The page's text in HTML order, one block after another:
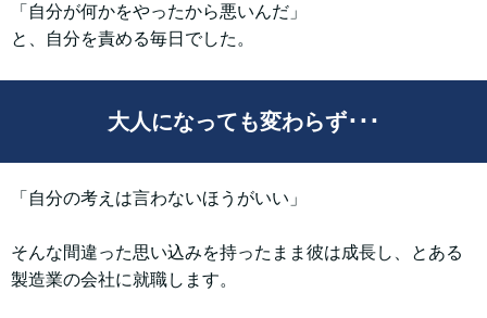
「自分が何かをやったから悪いんだ」
と、自分を責める毎日でした。
大人になっても変わらず･･･
「自分の考えは言わないほうがいい」
そんな間違った思い込みを持ったまま彼は成長し、とある
製造業の会社に就職します。